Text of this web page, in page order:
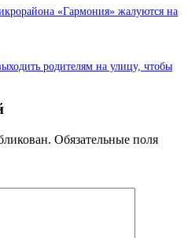
«Гармония» жалуются на
родителям на улицу, чтобы
Обязательные поля